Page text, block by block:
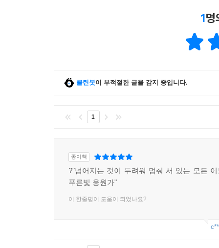
1명
클린봇이 부적절한 글을 감지 중입니다.
1
종이책
?"넘어지는 것이 두려워 멈춰 서 있는 모든
푸른빛 응원가"
이 한줄평이 도움이 되었나요?